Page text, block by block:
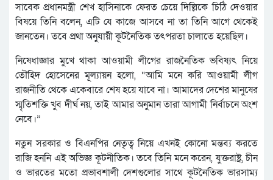
সাবেক প্রধানমন্ত্রী শেখ হাসিনাকে ফেরত চেয়ে দিল্লিকে চিঠি দেওয়ার
বিষয়ে তিনি বলেন, এটি যে কাজে আসবে না তা তিনি আগে থেকেই
জানতেন। তবে প্রথা অনুযায়ী কূটনৈতিক তৎপরতা চালাতে হয়েছিল।
নিষেধাজ্ঞার মুখে থাকা আওয়ামী লীগের রাজনৈতিক ভবিষ্যৎ নিয়ে
তৌহিদ হোসেনের মূল্যায়ন হলো, “আমি মনে করি আওয়ামী লীগ
রাজনীতি থেকে একেবারে শেষ হয়ে যাবে না। আমাদের দেশের মানুষের
স্মৃতিশক্তি খুব দীর্ঘ নয়, তাই আমার অনুমান তারা আগামী নির্বাচনে অংশ
নেবে।”
নতুন সরকার ও বিএনপির নেতৃত্ব নিয়ে এখনই কোনো মন্তব্য করতে
রাজি হননি এই অভিজ্ঞ কূটনীতিক। তবে তিনি মনে করেন, যুক্তরাষ্ট্র, চীন
ও ভারতের মতো প্রভাবশালী দেশগুলোর সাথে কূটনৈতিক ভারসাম্য